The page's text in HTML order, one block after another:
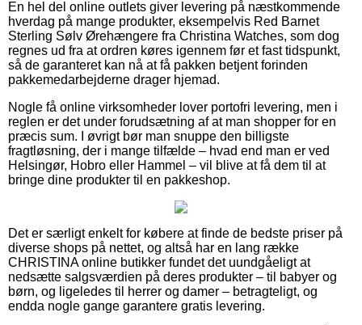
En hel del online outlets giver levering på næstkommende
hverdag på mange produkter, eksempelvis Red Barnet
Sterling Sølv Ørehængere fra Christina Watches, som dog
regnes ud fra at ordren køres igennem før et fast tidspunkt,
så de garanteret kan nå at få pakken betjent forinden
pakkemedarbejderne drager hjemad.
Nogle få online virksomheder lover portofri levering, men i
reglen er det under forudsætning af at man shopper for en
præcis sum. I øvrigt bør man snuppe den billigste
fragtløsning, der i mange tilfælde – hvad end man er ved
Helsingør, Hobro eller Hammel – vil blive at få dem til at
bringe dine produkter til en pakkeshop.
Det er særligt enkelt for købere at finde de bedste priser på
diverse shops på nettet, og altså har en lang række
CHRISTINA online butikker fundet det uundgåeligt at
nedsætte salgsværdien på deres produkter – til babyer og
børn, og ligeledes til herrer og damer – betragteligt, og
endda nogle gange garantere gratis levering.